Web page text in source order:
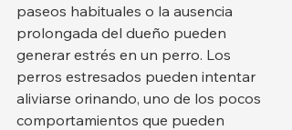
paseos habituales o la ausencia
prolongada del dueño pueden
generar estrés en un perro. Los
perros estresados pueden intentar
aliviarse orinando, uno de los pocos
comportamientos que pueden